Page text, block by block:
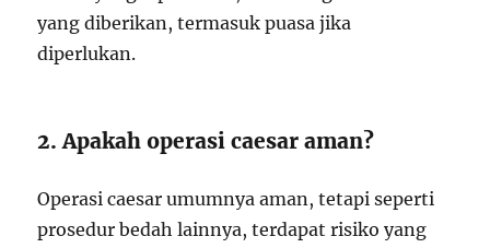
yang diberikan, termasuk puasa jika
diperlukan.
2. Apakah operasi caesar aman?
Operasi caesar umumnya aman, tetapi seperti
prosedur bedah lainnya, terdapat risiko yang